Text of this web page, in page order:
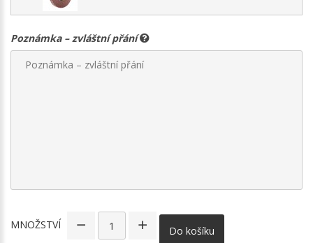
Poznámka – zvláštní přání
MNOŽSTVÍ Do košíku